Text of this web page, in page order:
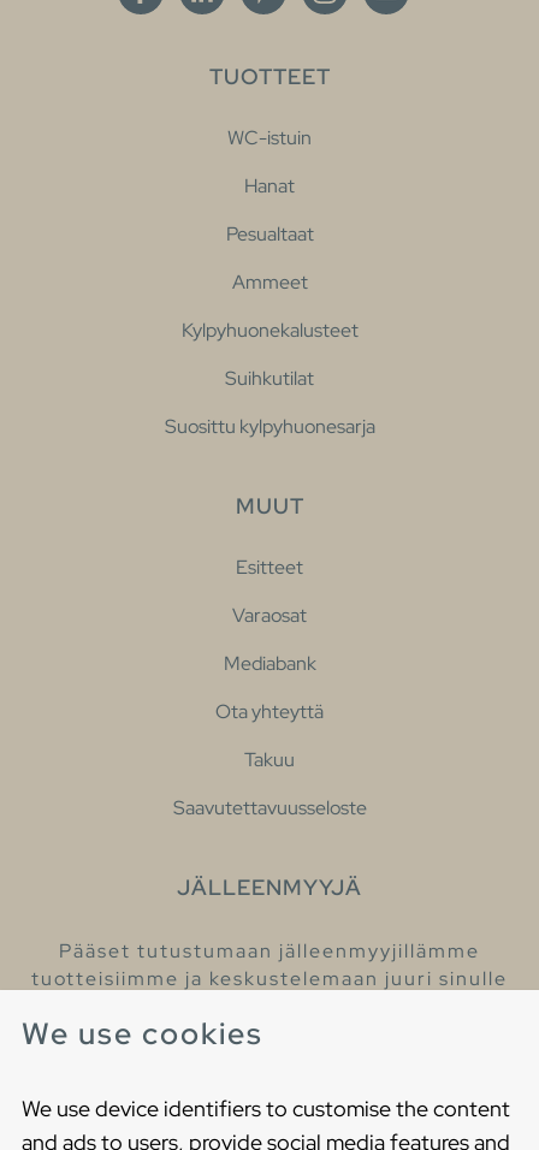
We use cookies
We use device identifiers to customise the content
and ads to users, provide social media features and
TUOTTEET
WC-istuin
Hanat
Pesualtaat
Ammeet
Kylpyhuonekalusteet
Suihkutilat
Suosittu kylpyhuonesarja
MUUT
Esitteet
Varaosat
Mediabank
Ota yhteyttä
Takuu
Saavutettavuusseloste
JÄLLEENMYYJÄ
Pääset tutustumaan jälleenmyyjillämme
tuotteisiimme ja keskustelemaan juuri sinulle